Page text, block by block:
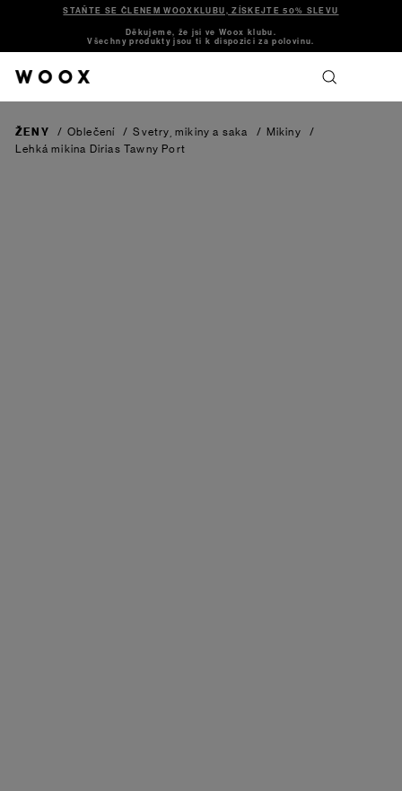
STAŇTE SE ČLENEM WOOXKLUBU, ZÍSKEJTE 50% SLEVU
Děkujeme, že jsi ve Woox klubu.
Všechny produkty jsou ti k dispozici za polovinu.
ŽENY / Oblečení / Svetry, mikiny a saka / Mikiny
/
Lehká mikina Dirias Tawny Port